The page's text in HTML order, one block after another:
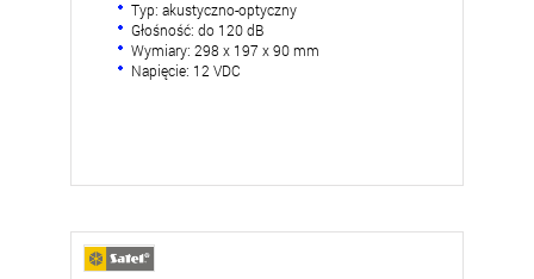
Typ: akustyczno-optyczny
Głośność: do 120 dB
Wymiary: 298 x 197 x 90 mm
Napięcie: 12 VDC